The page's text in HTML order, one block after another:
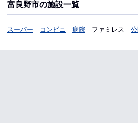
富良野市の施設一覧
スーパー コンビニ 病院 ファミレス